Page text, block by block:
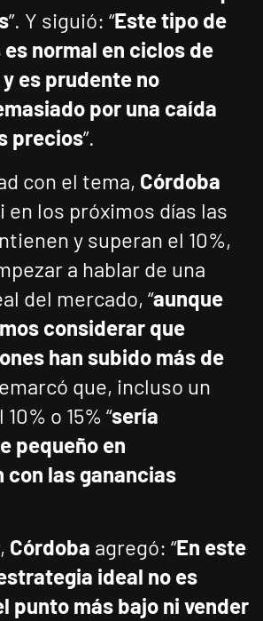
”. Y siguió: “Este tipo de
normal en ciclos de
es prudente no
por una caída
precios”.
con el tema, Córdoba
en los próximos días las
y superan el 10%,
a hablar de una
del mercado, “aunque
considerar que
han subido más de
que, incluso un
o 15% “sería
pequeño en
con las ganancias
Córdoba agregó: “En este
ideal no es
punto más bajo ni vender